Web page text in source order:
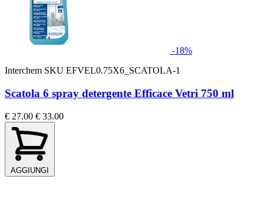
-18%
Interchem SKU EFVEL0.75X6_SCATOLA-1
Scatola 6 spray detergente Efficace Vetri 750 ml
€ 27.00 € 33.00
AGGIUNGI